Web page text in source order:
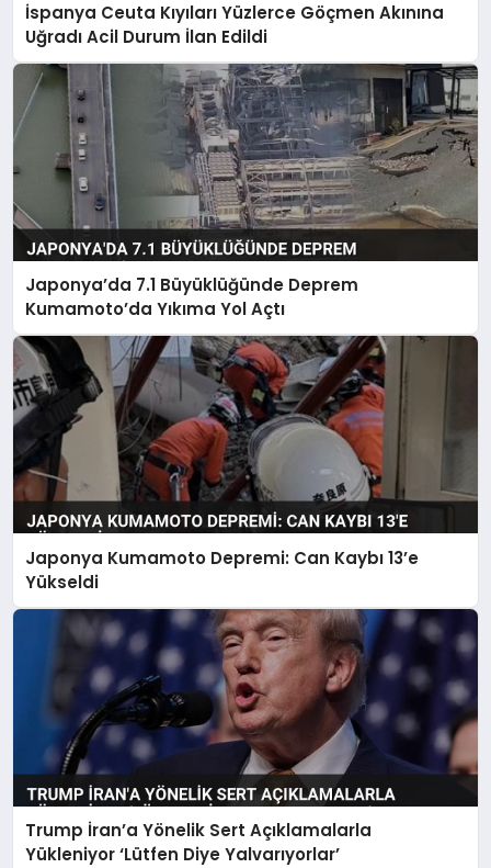
İspanya Ceuta Kıyıları Yüzlerce Göçmen Akınına
Uğradı Acil Durum İlan Edildi
Japonya’da 7.1 Büyüklüğünde Deprem
Kumamoto’da Yıkıma Yol Açtı
Japonya Kumamoto Depremi: Can Kaybı 13’e
Yükseldi
Trump İran’a Yönelik Sert Açıklamalarla
Yükleniyor ‘Lütfen Diye Yalvarıyorlar’